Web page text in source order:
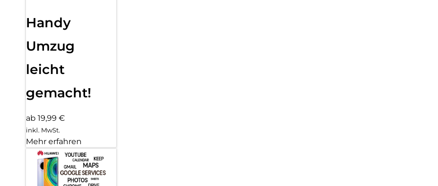
Handy
Umzug
leicht
gemacht!
ab 19,99 €
inkl. MwSt.
Mehr erfahren